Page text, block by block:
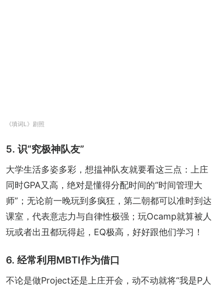
《填词L》剧照
5. 识“究极神队友”
大学生活多姿多彩，想揾神队友就要看这三点：上庄
同时GPA又高，绝对是懂得分配时间的“时间管理大
师”；无论前一晚玩到多疯狂，第二朝都可以准时到达
课室，代表意志力与自律性极强；玩Ocamp就算被人
玩或者出丑都玩得起，EQ极高，好好跟他们学习！
6. 经常利用MBTI作为借口
不论是做Project还是上庄开会，动不动就将“我是P人